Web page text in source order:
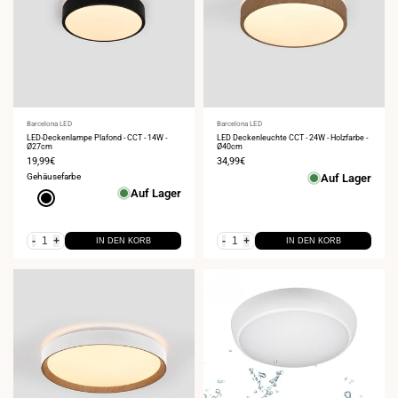
Anbieter:
Barcelona LED
LED-Deckenlampe Plafond - CCT - 14W -
Ø27cm
Verkaufspreis
19,99€
Gehäusefarbe
Schwarz Auf Lager
- + IN DEN KORB
Anbieter:
Barcelona LED
LED Deckenleuchte CCT - 24W - Holzfarbe -
Ø40cm
Verkaufspreis
34,99€
Auf Lager
- + IN DEN KORB